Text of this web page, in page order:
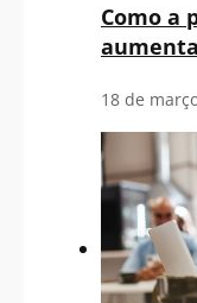
Como a
18 de